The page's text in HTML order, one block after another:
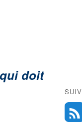
doit